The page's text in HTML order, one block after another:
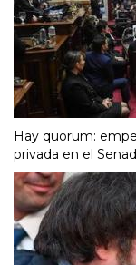
Hay quorum:
privada en el